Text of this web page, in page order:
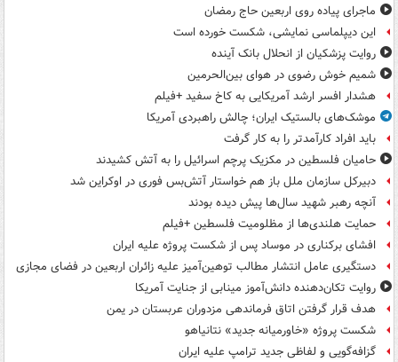
ماجرای پیاده روی اربعین حاج رمضان
این دیپلماسی نمایشی، شکست خورده است
روایت پزشکیان از انحلال بانک آینده
شمیم خوش رضوی در هوای بین‌الحرمین
هشدار افسر ارشد آمریکایی به کاخ سفید +فیلم
موشک‌های بالستیک ایران؛ چالش راهبردی آمریکا
باید افراد کارآمدتر را به کار گرفت
حامیان فلسطین در مکزیک پرچم اسرائیل را به آتش کشیدند
دبیرکل سازمان ملل باز هم خواستار آتش‌بس فوری در اوکراین شد
آنچه رهبر شهید سال‌ها پیش دیده بودند
حمایت هلندی‌ها از مظلومیت فلسطین +فیلم
افشای برکناری در موساد پس از شکست پروژه علیه ایران
دستگیری عامل انتشار مطالب توهین‌آمیز علیه زائران اربعین در فضای مجازی
روایت تکان‌دهنده دانش‌آموز مینابی از جنایت آمریکا
هدف قرار گرفتن اتاق‌ فرماندهی مزدوران عربستان در یمن
شکست پروژه «خاورمیانه جدید» نتانیاهو
گزافه‌گویی و لفاظی جدید ترامپ علیه ایران